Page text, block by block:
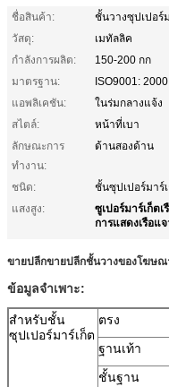
ชื่อสินค้า:
ชั้นวางซุปเปอร์
วัสดุ:
เมทัลลิค
กำลังการผลิต:
150-200 กก
มาตรฐาน:
ISO9001: 2000
แอพลิเคชัน:
ในร่มกลางแจ้ง
สไตล์:
หน้าที่เบา
ลักษณะการ
ทำงาน:
ด้านสองด้าน
ชนิด:
ชั้นซุปเปอร์มาร์
แสงสูง:
ซูเปอร์มาร์เก็ต
การแสดงเรือแ
ขายปลีกขายปลีกชั้นวางของโฆษณ
ข้อมูลจำเพาะ:
สำหรับชั้น
ซุปเปอร์มาร์เก็ต
ตรง
ฐานเท้า
ชั้นฐาน